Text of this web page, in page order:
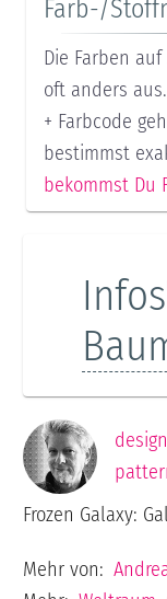
Farb-/
Die Farben
oft anders
+ Farbcode
bestimmst
bekommst Du
Frozen Galaxy:
Mehr von: